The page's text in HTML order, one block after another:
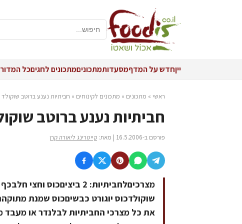
ייןחדש על המדףמסעדותמתכוניםמתכונים לחגיםכל
ראשי » מתכונים » מתכונים לקינוחים » חביתיות נענע ברוטב שוקולד
חביתיות נענע ברוטב
פורסם ב-16.5.2006 | מאת: קייטרינג ליאורה קרן
מצרכיםלחביתיות: 2
שוקולדכוס יוגורט כבשיםכוס שמנת
את כל מצרכי החביתיות לבלנדר או מעבד